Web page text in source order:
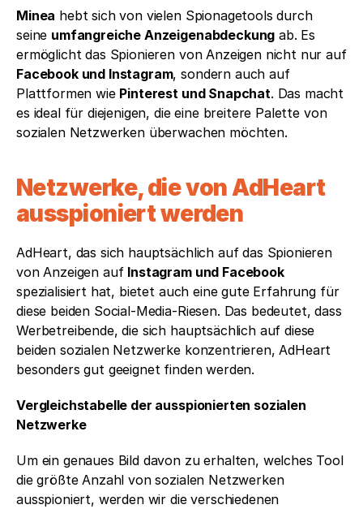
Minea hebt sich von vielen Spionagetools durch
seine umfangreiche Anzeigenabdeckung ab. Es
ermöglicht das Spionieren von Anzeigen nicht nur auf
Facebook und Instagram, sondern auch auf
Plattformen wie Pinterest und Snapchat. Das macht
es ideal für diejenigen, die eine breitere Palette von
sozialen Netzwerken überwachen möchten.
Netzwerke, die von AdHeart
ausspioniert werden
AdHeart, das sich hauptsächlich auf das Spionieren
von Anzeigen auf Instagram und Facebook
spezialisiert hat, bietet auch eine gute Erfahrung für
diese beiden Social-Media-Riesen. Das bedeutet, dass
Werbetreibende, die sich hauptsächlich auf diese
beiden sozialen Netzwerke konzentrieren, AdHeart
besonders gut geeignet finden werden.
Vergleichstabelle der ausspionierten sozialen
Netzwerke
Um ein genaues Bild davon zu erhalten, welches Tool
die größte Anzahl von sozialen Netzwerken
ausspioniert, werden wir die verschiedenen